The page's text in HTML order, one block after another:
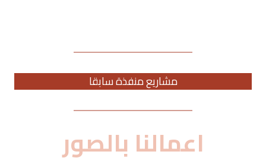
مشاريع منفذة سابقا
اعمالنا بالصور